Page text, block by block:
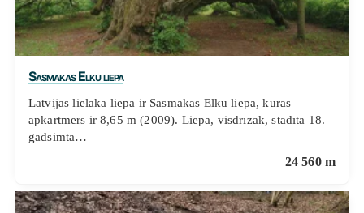
Sasmakas Elku liepa
Latvijas lielākā liepa ir Sasmakas Elku liepa, kuras
apkārtmērs ir 8,65 m (2009). Liepa, visdrīzāk, stādīta 18.
gadsimta…
24 560 m